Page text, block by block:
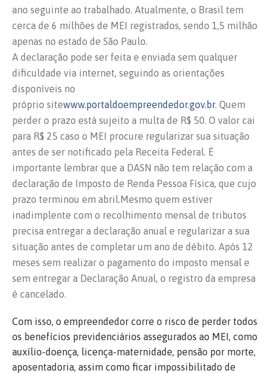
ano seguinte ao trabalhado. Atualmente, o Brasil tem
cerca de 6 milhões de MEI registrados, sendo 1,5 milhão
apenas no estado de São Paulo.
A declaração pode ser feita e enviada sem qualquer
dificuldade via internet, seguindo as orientações
disponíveis no
próprio sitewww.portaldoempreendedor.gov.br. Quem
perder o prazo está sujeito a multa de R$ 50. O valor cai
para R$ 25 caso o MEI procure regularizar sua situação
antes de ser notificado pela Receita Federal. É
importante lembrar que a DASN não tem relação com a
declaração de Imposto de Renda Pessoa Física, que cujo
prazo terminou em abril.Mesmo quem estiver
inadimplente com o recolhimento mensal de tributos
precisa entregar a declaração anual e regularizar a sua
situação antes de completar um ano de débito. Após 12
meses sem realizar o pagamento do imposto mensal e
sem entregar a Declaração Anual, o registro da empresa
é cancelado.
Com isso, o empreendedor corre o risco de perder todos
os benefícios previdenciários assegurados ao MEI, como
auxílio-doença, licença-maternidade, pensão por morte,
aposentadoria, assim como ficar impossibilitado de